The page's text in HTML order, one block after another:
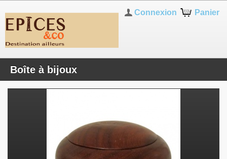
Panier
Connexion
Boîte à bijoux